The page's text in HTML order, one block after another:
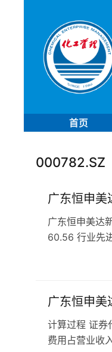
首页
000782.SZ
广东恒申美
广东恒申美达
60.56 行业先
广东恒申美
计算过程 证券
费用占营业收